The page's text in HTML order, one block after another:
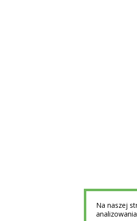
Na naszej